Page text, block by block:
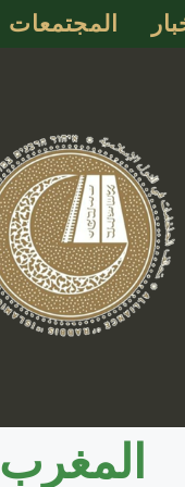
المجتمعات
المغرب